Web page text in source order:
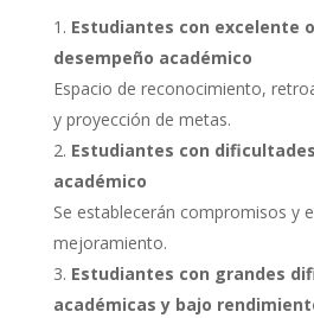
Estudiantes con excelente
desempeño académico
Espacio de reconocimiento,
y proyección de metas.
Estudiantes con
académico
Se establecerán compromisos y
mejoramiento.
Estudiantes con grandes
académicas y bajo